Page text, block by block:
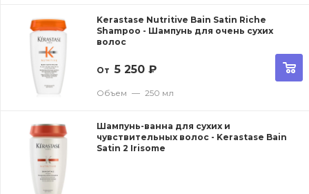
Kerastase Nutritive Bain Satin Riche
Shampoo - Шампунь для очень сухих
волос
От 5 250 ₽
Объем — 250 мл
Шампунь-ванна для сухих и
чувствительных волос - Kerastase Bain
Satin 2 Irisome